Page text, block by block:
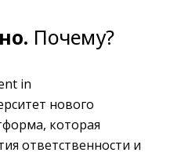
Почему?
in
нового
которая
ответственности и